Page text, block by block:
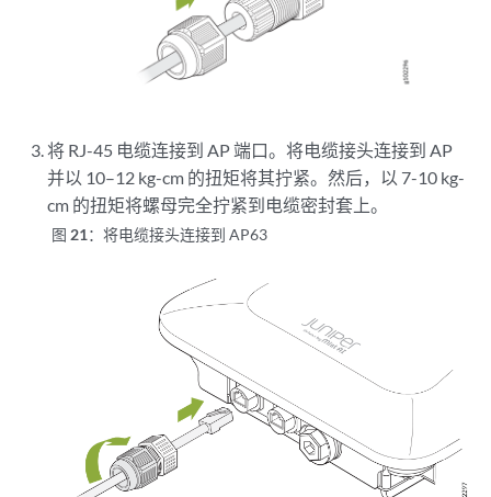
将 RJ-45 电缆连接到 AP 端口。将电缆接头连接到 AP
并以 10–12 kg-cm 的扭矩将其拧紧。然后，以 7-10 kg-
cm 的扭矩将螺母完全拧紧到电缆密封套上。
图 21：将电缆接头连接到 AP63